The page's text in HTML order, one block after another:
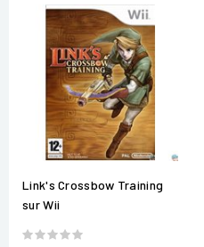
Link's Crossbow Training
sur Wii